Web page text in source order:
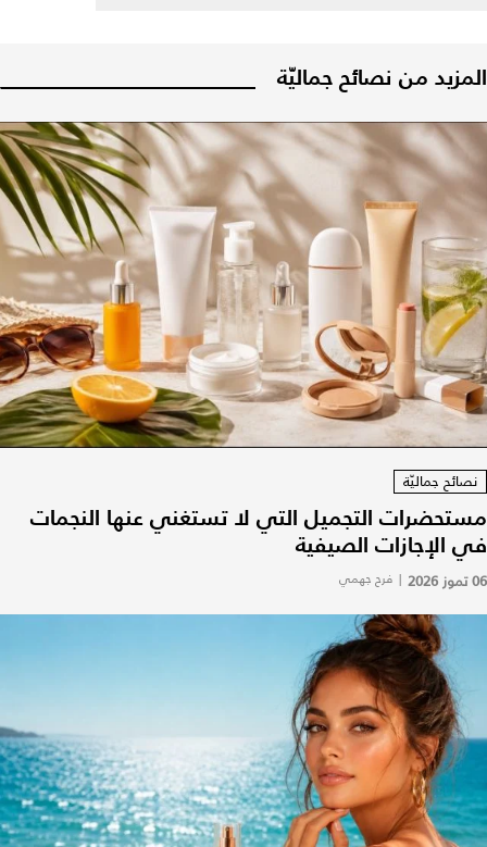
المزيد من نصائح جماليّة
نصائح جماليّة
مستحضرات التجميل التي لا تستغني عنها النجمات
في الإجازات الصيفية
06 تموز 2026 | فرح جهمي